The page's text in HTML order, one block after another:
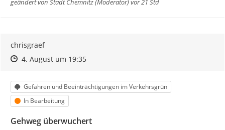
chrisgraef
Zeitpunkt des Erstellens
Zeitpunkt des Erstellens
4. August um 19:35Zur Äußerung
Kategorie
Gefahren und Beeinträchtigungen im Verkehrsgrün
Status
In Bearbeitung
Gehweg überwuchert